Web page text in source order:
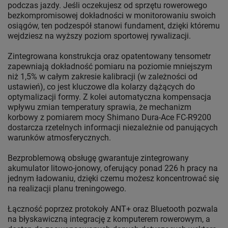
podczas jazdy. Jeśli oczekujesz od sprzętu rowerowego
bezkompromisowej dokładności w monitorowaniu swoich
osiągów, ten podzespół stanowi fundament, dzięki któremu
wejdziesz na wyższy poziom sportowej rywalizacji.
Zintegrowana konstrukcja oraz opatentowany tensometr
zapewniają dokładność pomiaru na poziomie mniejszym
niż 1,5% w całym zakresie kalibracji (w zależności od
ustawień), co jest kluczowe dla kolarzy dążących do
optymalizacji formy. Z kolei automatyczna kompensacja
wpływu zmian temperatury sprawia, że mechanizm
korbowy z pomiarem mocy Shimano Dura-Ace FC-R9200
dostarcza rzetelnych informacji niezależnie od panujących
warunków atmosferycznych.
Bezproblemową obsługę gwarantuje zintegrowany
akumulator litowo-jonowy, oferujący ponad 226 h pracy na
jednym ładowaniu, dzięki czemu możesz koncentrować się
na realizacji planu treningowego.
Łączność poprzez protokoły ANT+ oraz Bluetooth pozwala
na błyskawiczną integrację z komputerem rowerowym, a